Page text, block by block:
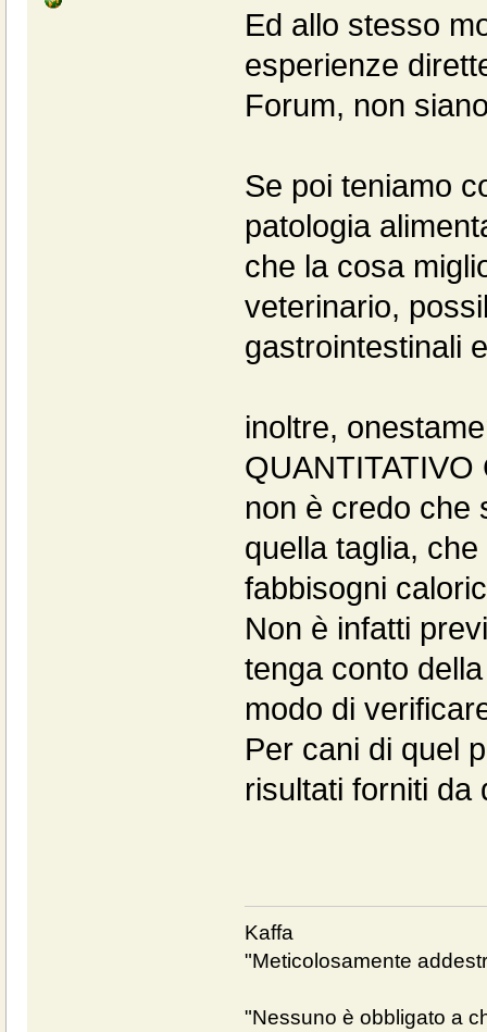
Ed allo stesso
esperienze
Forum, non
Se poi teniamo
patologia
che la cosa
veterinario,
gastrointestinali
inoltre,
non è credo che
quella taglia,
fabbisogni
Non è infatti
tenga conto
modo di
Per cani di quel
risultati forniti da
Kaffa
"Meticolosamente
"Nessuno è obbligato a